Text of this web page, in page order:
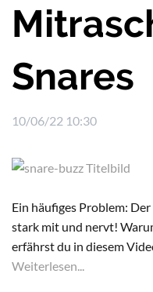
Snares
10/06/22 10:30
Ein häufiges Problem:
stark mit und nervt!
erfährst du in diesem
Weiterlesen...